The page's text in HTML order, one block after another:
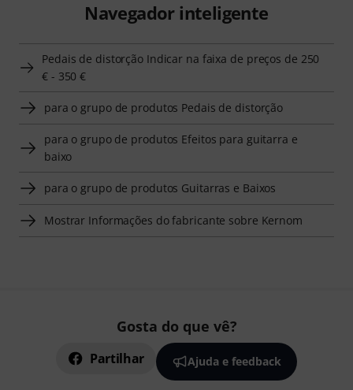
Navegador inteligente
Pedais de distorção Indicar na faixa de preços de 250
€ - 350 €
para o grupo de produtos Pedais de distorção
para o grupo de produtos Efeitos para guitarra e
baixo
para o grupo de produtos Guitarras e Baixos
Mostrar Informações do fabricante sobre Kernom
Gosta do que vê?
Partilhar Ajuda e feedback